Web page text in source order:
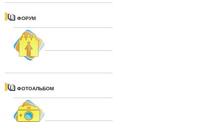
ФОРУМ
ФОТОАЛЬБОМ